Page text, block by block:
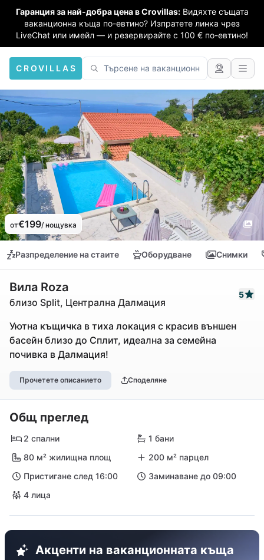
Гаранция за най-добра цена в Crovillas: Видяхте същата
ваканционна къща по-евтино? Изпратете линка чрез
LiveChat или имейл — и резервирайте с 100 € по-евтино!
CROVILLAS
от€199/ нощувка
Разпределение на стаите Оборудване Снимки
Вила Roza
близо Split, Централна Далмация
5
Уютна къщичка в тиха локация с красив външен
басейн близо до Сплит, идеална за семейна
почивка в Далмация!
Прочетете описанието Споделяне
Общ преглед
2 спални
1 бани
80 м² жилищна площ
200 м² парцел
Пристигане след 16:00
Заминаване до 09:00
4 лица
Акценти на ваканционната къща